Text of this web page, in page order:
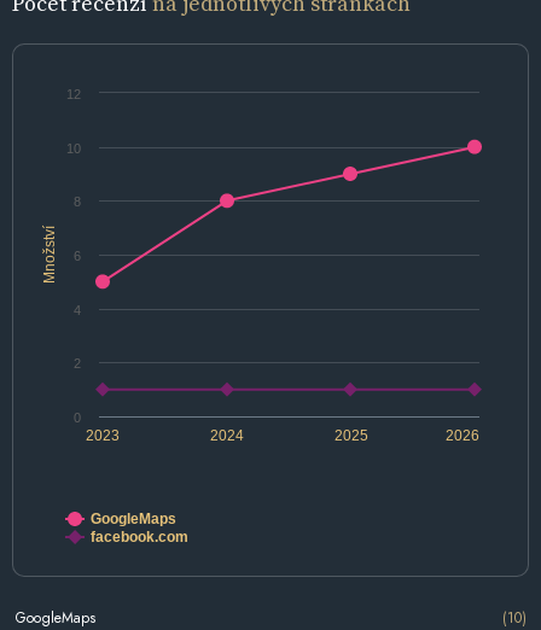
Množství
2024 2026
2023 2025
0
2
4
6
8
10
12
GoogleMaps
facebook.com
GoogleMaps
(10)